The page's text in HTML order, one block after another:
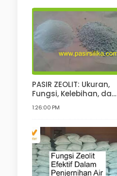
PASIR ZEOLIT: Ukuran,
Fungsi, Kelebihan, dan
Zeolit Untuk Kucing,
1:26:00 PM